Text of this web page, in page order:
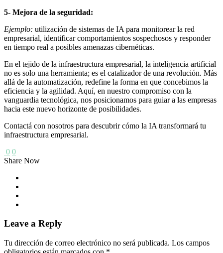
5- Mejora de la seguridad:
Ejemplo: utilización de sistemas de IA para monitorear la red
empresarial, identificar comportamientos sospechosos y responder
en tiempo real a posibles amenazas cibernéticas.
En el tejido de la infraestructura empresarial, la inteligencia artificial
no es solo una herramienta; es el catalizador de una revolución. Más
allá de la automatización, redefine la forma en que concebimos la
eficiencia y la agilidad. Aquí, en nuestro compromiso con la
vanguardia tecnológica, nos posicionamos para guiar a las empresas
hacia este nuevo horizonte de posibilidades.
Contactá con nosotros para descubrir cómo la IA transformará tu
infraestructura empresarial.
0 0
Share Now
Leave a Reply
Tu dirección de correo electrónico no será publicada. Los campos